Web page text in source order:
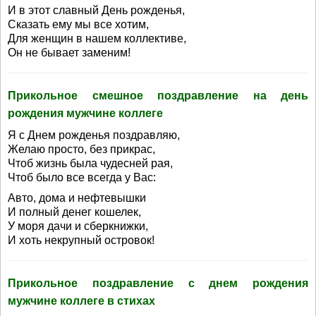
И в этот славный День рожденья,
Сказать ему мы все хотим,
Для женщин в нашем коллективе,
Он не бывает заменим!
Прикольное смешное поздравление на день
рождения мужчине коллеге
Я с Днем рожденья поздравляю,
Желаю просто, без прикрас,
Чтоб жизнь была чудесней рая,
Чтоб было все всегда у Вас:
Авто, дома и нефтевышки
И полный денег кошелек,
У моря дачи и сберкнижки,
И хоть некрупный островок!
Прикольное поздравление с днем рождения
мужчине коллеге в стихах